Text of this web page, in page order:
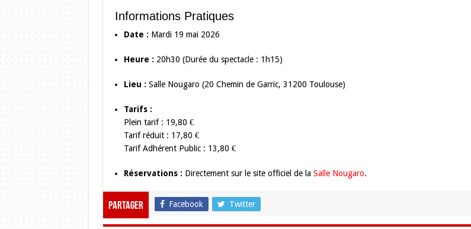
Informations Pratiques
Date : Mardi 19 mai 2026
Heure : 20h30 (Durée du spectacle : 1h15)
Lieu : Salle Nougaro (20 Chemin de Garric, 31200 Toulouse)
Tarifs :
Plein tarif : 19,80 €
Tarif réduit : 17,80 €
Tarif Adhérent Public : 13,80 €
Réservations : Directement sur le site officiel de la Salle Nougaro.
Partager Facebook Twitter